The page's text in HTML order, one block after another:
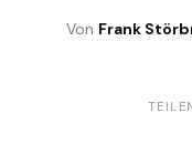
Von Frank